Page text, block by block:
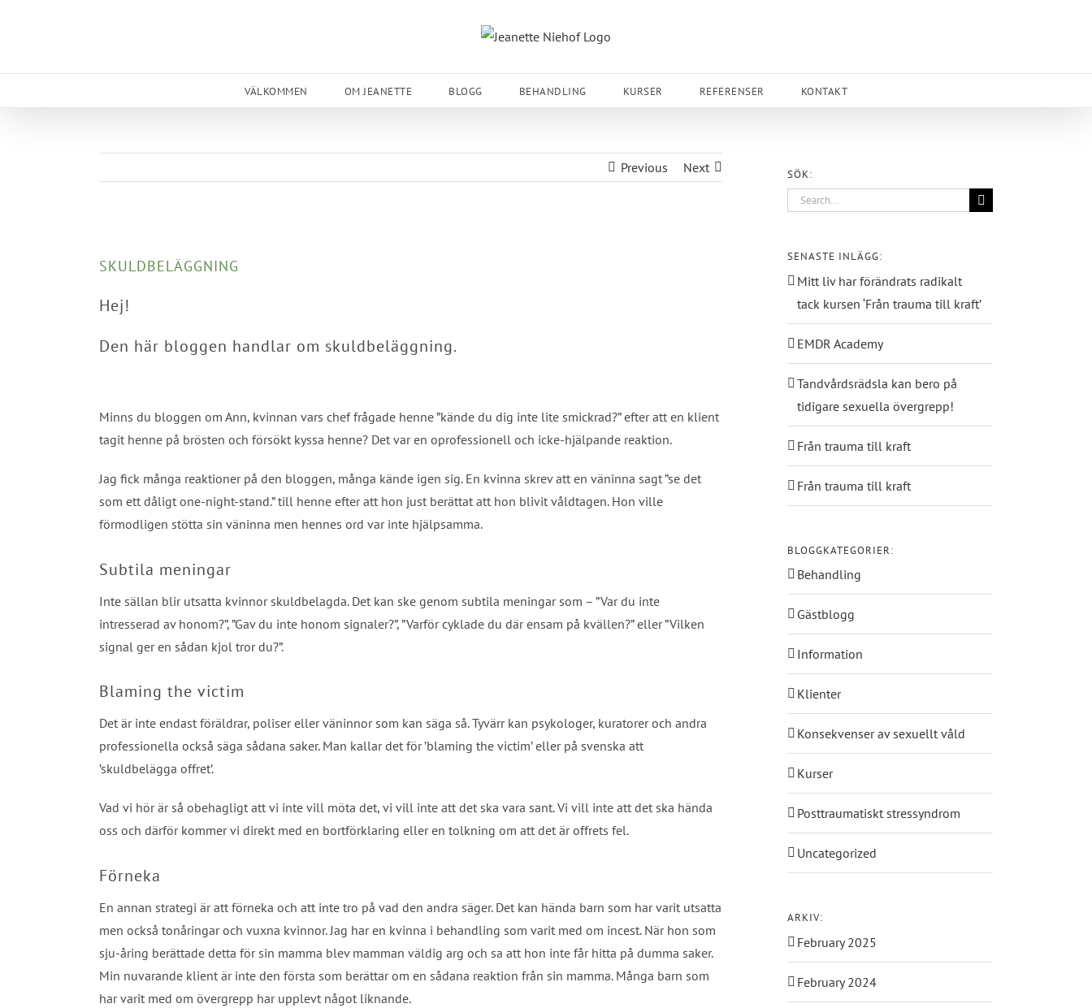
VÄLKOMMEN OM JEANETTE BLOGG BEHANDLING KURSER REFERENSER KONTAKT
Previous Next
Larger
SKULDBELÄGGNING
Hej!
Den här bloggen handlar om skuldbeläggning.
Minns du bloggen om Ann, kvinnan vars chef frågade henne ”kände du dig inte lite smickrad?” efter att en klient
tagit henne på brösten och försökt kyssa henne? Det var en oprofessionell och icke-hjälpande reaktion.
Jag fick många reaktioner på den bloggen, många kände igen sig. En kvinna skrev att en väninna sagt ”se det
som ett dåligt one-night-stand.” till henne efter att hon just berättat att hon blivit våldtagen. Hon ville
förmodligen stötta sin väninna men hennes ord var inte hjälpsamma.
Subtila meningar
Inte sällan blir utsatta kvinnor skuldbelagda. Det kan ske genom subtila meningar som – ”Var du inte
intresserad av honom?”, ”Gav du inte honom signaler?”, ”Varför cyklade du där ensam på kvällen?” eller ”Vilken
signal ger en sådan kjol tror du?”.
Blaming the victim
Det är inte endast föräldrar, poliser eller väninnor som kan säga så. Tyvärr kan psykologer, kuratorer och andra
professionella också säga sådana saker. Man kallar det för ’blaming the victim’ eller på svenska att
’skuldbelägga offret’.
Vad vi hör är så obehagligt att vi inte vill möta det, vi vill inte att det ska vara sant. Vi vill inte att det ska hända
oss och därför kommer vi direkt med en bortförklaring eller en tolkning om att det är offrets fel.
Förneka
En annan strategi är att förneka och att inte tro på vad den andra säger. Det kan hända barn som har varit utsatta
men också tonåringar och vuxna kvinnor. Jag har en kvinna i behandling som varit med om incest. När hon som
sju-åring berättade detta för sin mamma blev mamman väldig arg och sa att hon inte får hitta på dumma saker.
Min nuvarande klient är inte den första som berättar om en sådana reaktion från sin mamma. Många barn som
har varit med om övergrepp har upplevt något liknande.
SÖK:
Search
SENASTE INLÄGG:
Mitt liv har förändrats radikalt
tack kursen ‘Från trauma till kraft’
EMDR Academy
Tandvårdsrädsla kan bero på
tidigare sexuella övergrepp!
Från trauma till kraft
Från trauma till kraft
BLOGGKATEGORIER:
Behandling
Gästblogg
Information
Klienter
Konsekvenser av sexuellt våld
Kurser
Posttraumatiskt stressyndrom
Uncategorized
ARKIV:
February 2025
February 2024